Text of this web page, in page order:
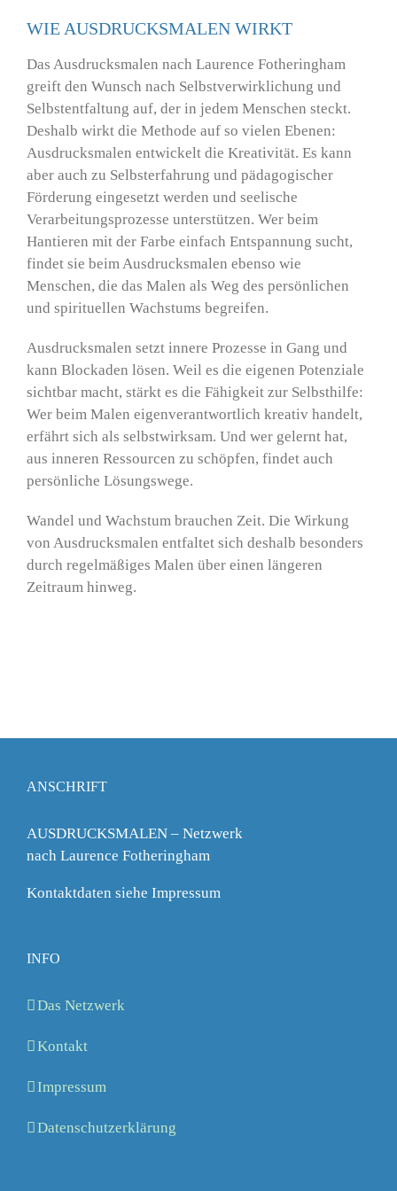
WIE AUSDRUCKSMALEN WIRKT
Das Ausdrucksmalen nach Laurence Fotheringham
greift den Wunsch nach Selbstverwirklichung und
Selbstentfaltung auf, der in jedem Menschen steckt.
Deshalb wirkt die Methode auf so vielen Ebenen:
Ausdrucksmalen entwickelt die Kreativität. Es kann
aber auch zu Selbsterfahrung und pädagogischer
Förderung eingesetzt werden und seelische
Verarbeitungsprozesse unterstützen. Wer beim
Hantieren mit der Farbe einfach Entspannung sucht,
findet sie beim Ausdrucksmalen ebenso wie
Menschen, die das Malen als Weg des persönlichen
und spirituellen Wachstums begreifen.
Ausdrucksmalen setzt innere Prozesse in Gang und
kann Blockaden lösen. Weil es die eigenen Potenziale
sichtbar macht, stärkt es die Fähigkeit zur Selbsthilfe:
Wer beim Malen eigenverantwortlich kreativ handelt,
erfährt sich als selbstwirksam. Und wer gelernt hat,
aus inneren Ressourcen zu schöpfen, findet auch
persönliche Lösungswege.
Wandel und Wachstum brauchen Zeit. Die Wirkung
von Ausdrucksmalen entfaltet sich deshalb besonders
durch regelmäßiges Malen über einen längeren
Zeitraum hinweg.
ANSCHRIFT
AUSDRUCKSMALEN – Netzwerk
nach Laurence Fotheringham
Kontaktdaten siehe Impressum
INFO
Das Netzwerk
Kontakt
Impressum
Datenschutzerklärung